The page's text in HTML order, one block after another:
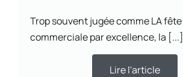
Trop souvent jugée comme LA fête
commerciale par excellence, la [...]
Lire l'article